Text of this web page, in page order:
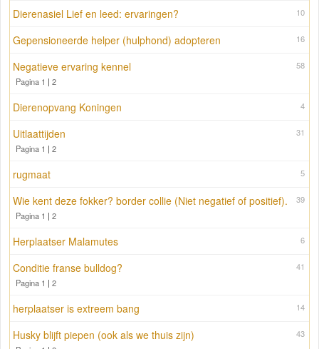
10
Dierenasiel Lief en leed: ervaringen?
16
Gepensioneerde helper (hulphond) adopteren
58
Negatieve ervaring kennel
Pagina 1 | 2
4
Dierenopvang Koningen
31
Uitlaattijden
Pagina 1 | 2
5
rugmaat
39
Wie kent deze fokker? border collie (Niet negatief of positief).
Pagina 1 | 2
6
Herplaatser Malamutes
41
Conditie franse bulldog?
Pagina 1 | 2
14
herplaatser is extreem bang
43
Husky blijft piepen (ook als we thuis zijn)